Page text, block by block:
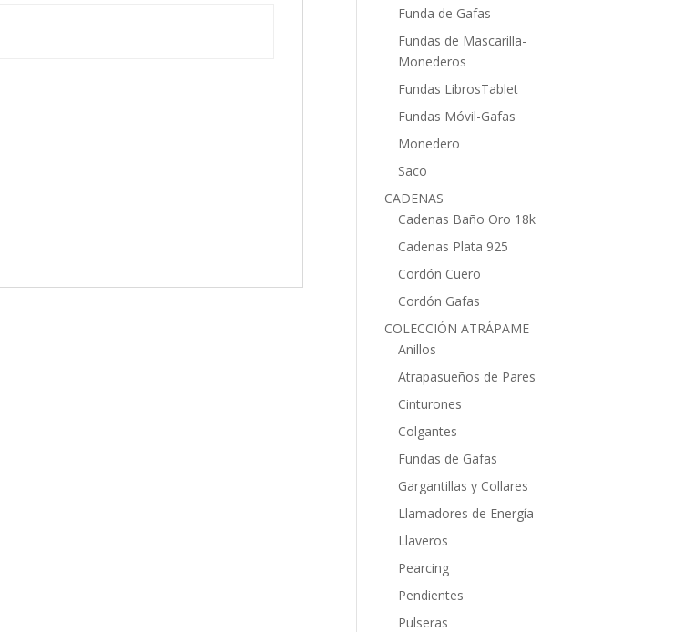
Funda de Gafas
Fundas de Mascarilla-
Monederos
Fundas LibrosTablet
Fundas Móvil-Gafas
Monedero
Saco
CADENAS
Cadenas Baño Oro 18k
Cadenas Plata 925
Cordón Cuero
Cordón Gafas
COLECCIÓN ATRÁPAME
Anillos
Atrapasueños de Pares
Cinturones
Colgantes
Fundas de Gafas
Gargantillas y Collares
Llamadores de Energía
Llaveros
Pearcing
Pendientes
Pulseras